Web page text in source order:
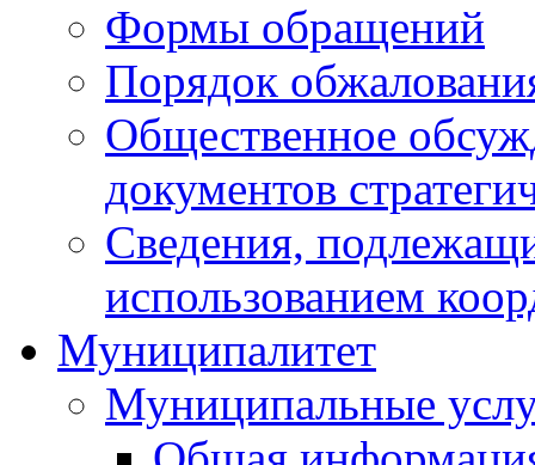
Формы обращений
Порядок
Общественное
документов
Сведения,
использованием
Муниципалитет
Муниципальные